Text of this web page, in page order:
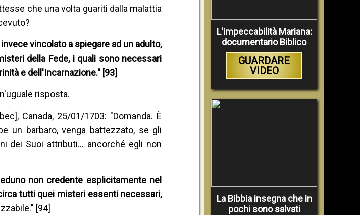
che una volta guariti dalla malattia
vincolato a spiegare ad un adulto,
della Fede, i quali sono necessari
e dell'Incarnazione." [93]
risposta.
Canada, 25/01/1703: "Domanda. È
un barbaro, venga battezzato, se gli
dei Suoi attributi… ancorché egli non
non credente esplicitamente nel
tutti quei misteri essenti necessari,
[94]
L'impeccabilità Mariana:
documentario Biblico
GUARDARE
VIDEO
La Bibbia insegna che in
pochi sono salvati